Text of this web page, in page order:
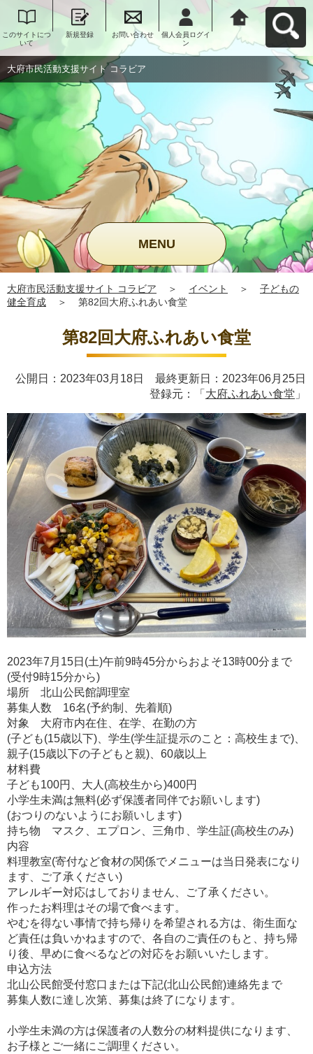
このサイトにつ
いて
新規登録 お問い合わせ
個人会員ログイ
ン
大府市民活動支
援サイト コラビ
アへ戻る
大府市民活動支援サイト コラビア
MENU
大府市民活動支援サイト コラビア ＞ イベント ＞
子どもの
健全育成
＞ 第82回大府ふれあい食堂
第82回大府ふれあい食堂
公開日：2023年03月18日 最終更新日：2023年06月25日
登録元：「 大府ふれあい食堂 」
2023年7月15日(土)午前9時45分からおよそ13時00分まで
(受付9時15分から)
場所 北山公民館調理室
募集人数 16名(予約制、先着順)
対象 大府市内在住、在学、在勤の方
(子ども(15歳以下)、学生(学生証提示のこと：高校生まで)、
親子(15歳以下の子どもと親)、60歳以上
材料費
子ども100円、大人(高校生から)400円
小学生未満は無料(必ず保護者同伴でお願いします)
(おつりのないようにお願いします)
持ち物 マスク、エプロン、三角巾、学生証(高校生のみ)
内容
料理教室(寄付など食材の関係でメニューは当日発表になり
ます、ご了承ください)
アレルギー対応はしておりません、ご了承ください。
作ったお料理はその場で食べます。
やむを得ない事情で持ち帰りを希望される方は、衛生面な
ど責任は負いかねますので、各自のご責任のもと、持ち帰
り後、早めに食べるなどの対応をお願いいたします。
申込方法
北山公民館受付窓口または下記(北山公民館)連絡先まで
募集人数に達し次第、募集は終了になります。
小学生未満の方は保護者の人数分の材料提供になります、
お子様とご一緒にご調理ください。